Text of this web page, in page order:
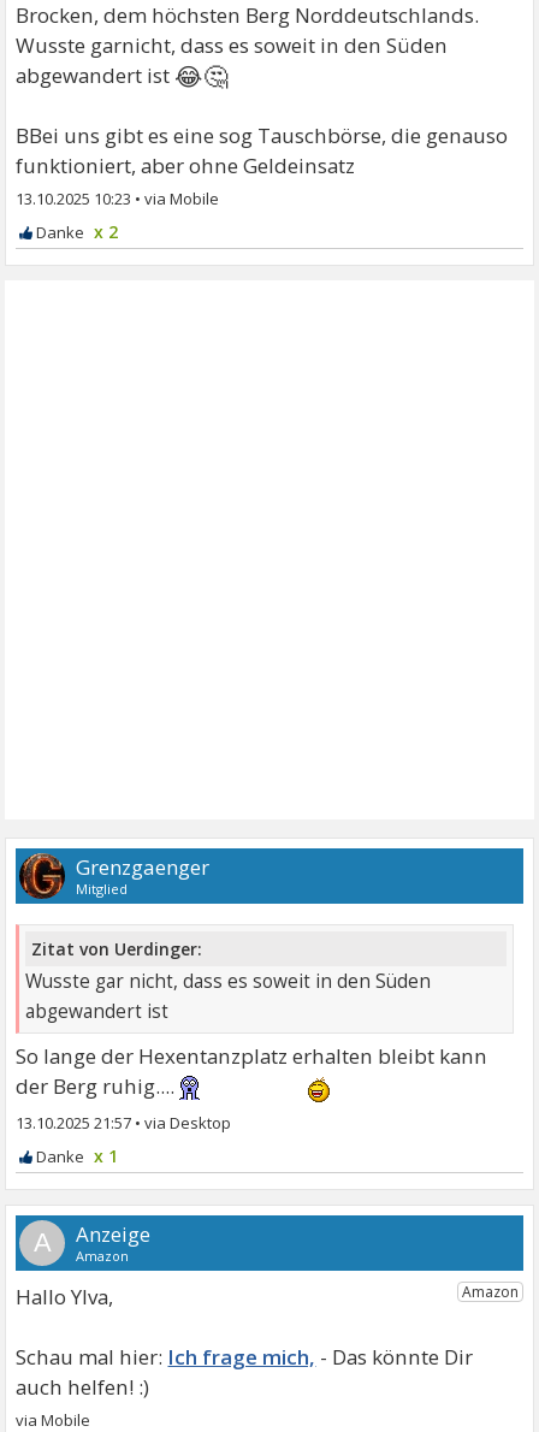
Brocken, dem höchsten Berg Norddeutschlands.
Wusste garnicht, dass es soweit in den Süden
abgewandert ist 😂🤔
BBei uns gibt es eine sog Tauschbörse, die genauso
funktioniert, aber ohne Geldeinsatz
13.10.2025 10:23 •
x 2
Grenzgaenger
Mitglied
Zitat von Uerdinger:
Wusste gar nicht, dass es soweit in den Süden
abgewandert ist
So lange der Hexentanzplatz erhalten bleibt kann
der Berg ruhig....
13.10.2025 21:57 •
x 1
A
Hallo Ylva,
Ich frage mich,